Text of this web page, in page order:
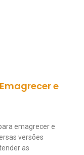
e
emagrecer e
versões
as